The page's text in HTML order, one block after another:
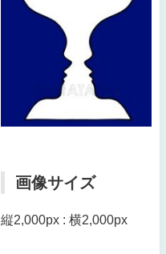
画像サイズ
縦2,000px : 横2,000px